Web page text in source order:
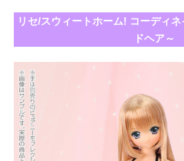
リセ/スウィートホーム! コーディ
ドヘア～